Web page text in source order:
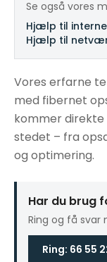
Se også vores
Hjælp til
Hjælp til
Vores erfarne
med fibernet
kommer direkte
stedet – fra
og optimering.
Har du brug
Ring og få
Ring: 66 55